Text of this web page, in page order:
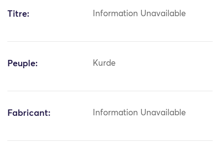
Titre: Information Unavailable
Peuple: Kurde
Fabricant: Information Unavailable